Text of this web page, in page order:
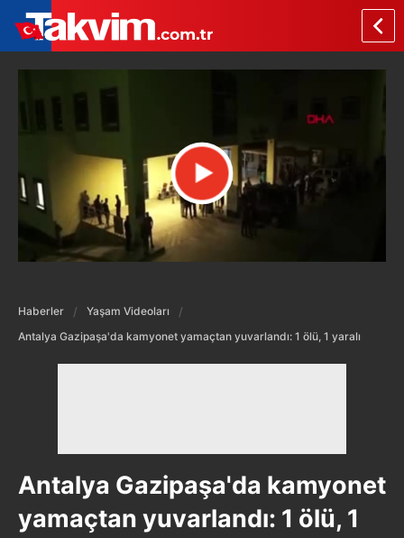
Haberler
Yaşam Videoları
Antalya Gazipaşa'da kamyonet yamaçtan yuvarlandı: 1 ölü, 1 yaralı
Antalya Gazipaşa'da kamyonet
yamaçtan yuvarlandı: 1 ölü, 1